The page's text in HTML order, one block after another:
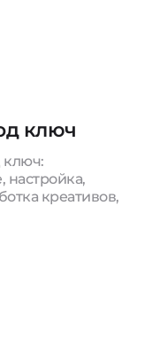
ключ
ключ:
настройка,
креативов,